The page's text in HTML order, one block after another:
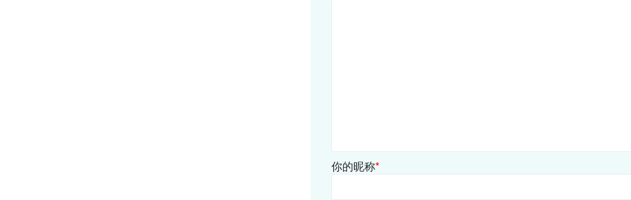
你的昵称*